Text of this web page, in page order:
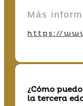
Más
https://
¿Cómo
la tercera